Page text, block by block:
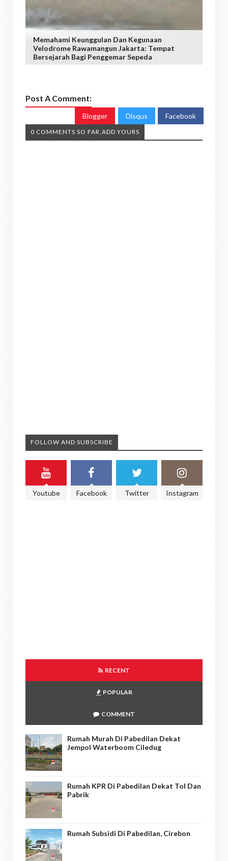
Memahami Keunggulan Dan Kegunaan
Velodrome Rawamangun Jakarta: Tempat
Bersejarah Bagi Penggemar Sepeda
Post A Comment:
Blogger Disqus Facebook
0 COMMENTS SO FAR,ADD YOURS
FOLLOW AND SUBSCRIBE
Youtube Facebook Twitter Instagram
RECENT
POPULAR
COMMENT
Rumah Murah Di Pabedilan Dekat
Jempol Waterboom Ciledug
Rumah KPR Di Pabedilan Dekat Tol Dan
Pabrik
Rumah Subsidi Di Pabedilan, Cirebon